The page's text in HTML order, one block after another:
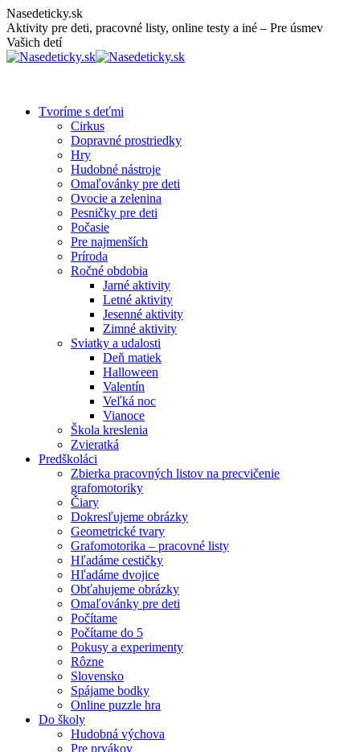
Skip
to
content
Nasedeticky.sk
Aktivity pre deti, pracovné listy, online testy a iné – Pre úsmev
Vašich detí
Tvoríme s deťmi
Cirkus
Dopravné prostriedky
Hry
Hudobné nástroje
Omaľovánky pre deti
Ovocie a zelenina
Pesničky pre deti
Počasie
Pre najmenších
Príroda
Ročné obdobia
Jarné aktivity
Letné aktivity
Jesenné aktivity
Zimné aktivity
Sviatky a udalosti
Deň matiek
Halloween
Valentín
Veľká noc
Vianoce
Škola kreslenia
Zvieratká
Predškoláci
Zbierka pracovných listov na precvičenie
grafomotoriky
Čiary
Dokresľujeme obrázky
Geometrické tvary
Grafomotorika – pracovné listy
Hľadáme cestičky
Hľadáme dvojice
Obťahujeme obrázky
Omaľovánky pre deti
Počítame
Počítame do 5
Pokusy a experimenty
Rôzne
Slovensko
Spájame bodky
Online puzzle hra
Do školy
Hudobná výchova
Pre prvákov